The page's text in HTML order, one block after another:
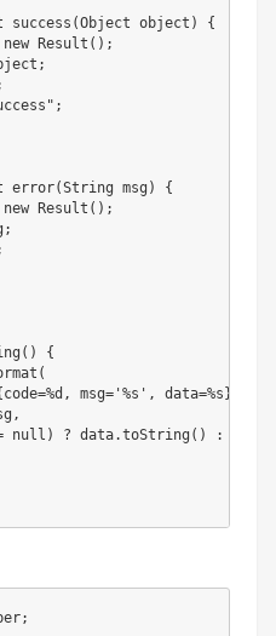
success (Object object )
{
new Result ( ) ;
;
;
error(String msg )
{
new Result ( ) ;
;
( )
{
(
msg='%s', data=%s}"
,
null ) ? data.toString ( ) :
;